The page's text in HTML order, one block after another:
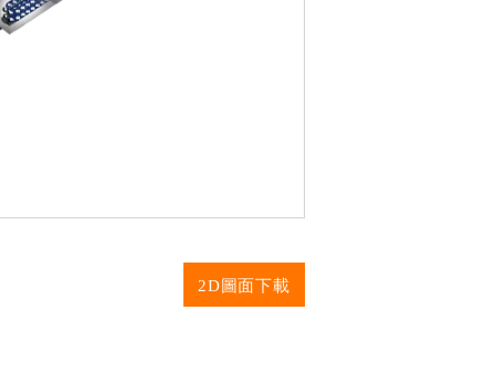
2D圖面下載